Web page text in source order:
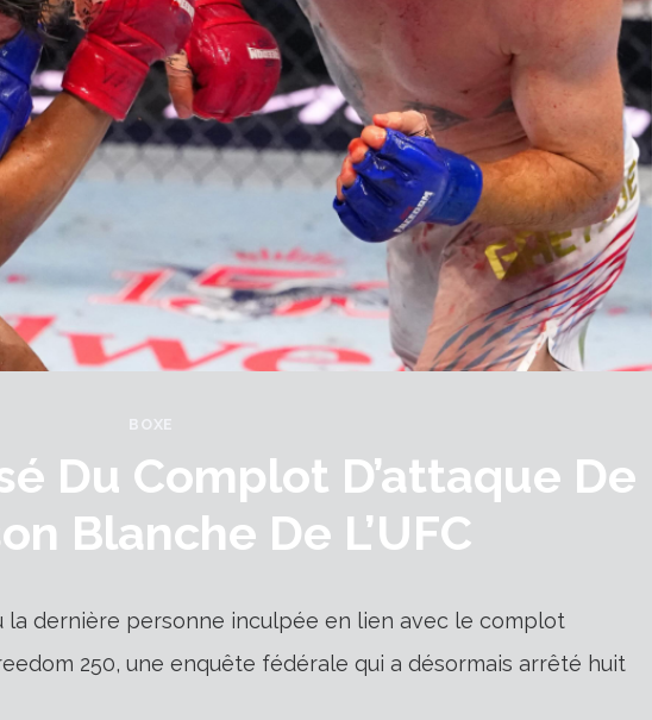
BOXE
Du Complot D’attaque De
Blanche De L’UFC
la dernière personne inculpée en lien avec le complot
250, une enquête fédérale qui a désormais arrêté huit